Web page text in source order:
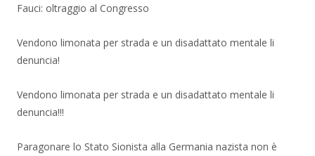
Fauci: oltraggio al Congresso
Vendono limonata per strada e un disadattato mentale li
denuncia!
Vendono limonata per strada e un disadattato mentale li
denuncia!!!
Paragonare lo Stato Sionista alla Germania nazista non è